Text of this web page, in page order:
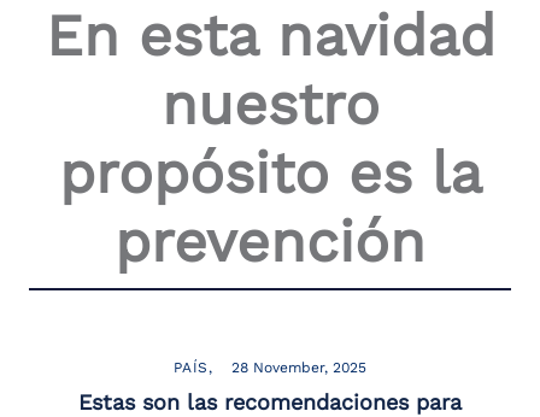
navigate
En esta navidad
nuestro
propósito es la
prevención
PAÍS 28 November, 2025
Estas son las recomendaciones para